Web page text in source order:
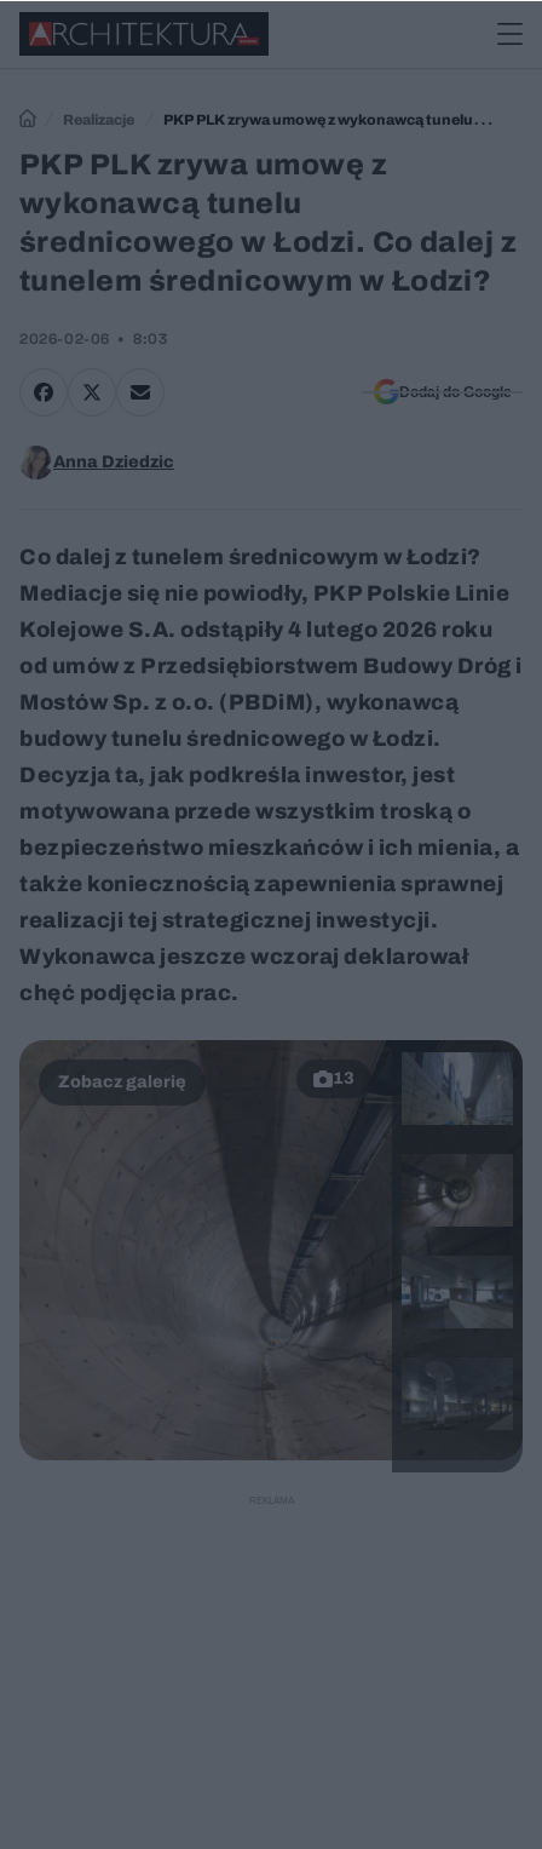
Realizacje
PKP PLK zrywa umowę z wykonawcą tunelu
średnicowego w Łodzi. Co dalej z tunelem średnicowym w Łodzi?
PKP PLK zrywa umowę z
wykonawcą tunelu
średnicowego w Łodzi. Co dalej z
tunelem średnicowym w Łodzi?
2026-02-06 8:03
Dodaj do Google
Anna Dziedzic
Co dalej z tunelem średnicowym w Łodzi?
Mediacje się nie powiodły, PKP Polskie Linie
Kolejowe S.A. odstąpiły 4 lutego 2026 roku
od umów z Przedsiębiorstwem Budowy Dróg i
Mostów Sp. z o.o. (PBDiM), wykonawcą
budowy tunelu średnicowego w Łodzi.
Decyzja ta, jak podkreśla inwestor, jest
motywowana przede wszystkim troską o
bezpieczeństwo mieszkańców i ich mienia, a
także koniecznością zapewnienia sprawnej
realizacji tej strategicznej inwestycji.
Wykonawca jeszcze wczoraj deklarował
chęć podjęcia prac.
13